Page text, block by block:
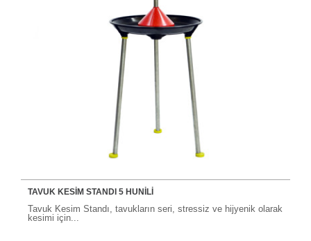
TAVUK KESİM STANDI 5 HUNİLİ
Tavuk Kesim Standı, tavukların seri, stressiz ve hijyenik olarak
kesimi için...